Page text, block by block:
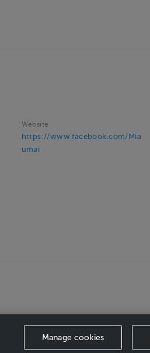
Website
https://www.facebook.com/Mia
umai
Manage cookies